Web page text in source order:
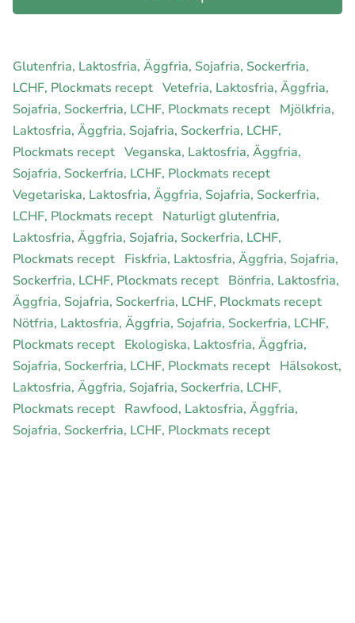
Glutenfria, Laktosfria, Äggfria, Sojafria, Sockerfria,
LCHF, Plockmats recept Vetefria, Laktosfria, Äggfria,
Sojafria, Sockerfria, LCHF, Plockmats recept Mjölkfria,
Laktosfria, Äggfria, Sojafria, Sockerfria, LCHF,
Plockmats recept Veganska, Laktosfria, Äggfria,
Sojafria, Sockerfria, LCHF, Plockmats recept
Vegetariska, Laktosfria, Äggfria, Sojafria, Sockerfria,
LCHF, Plockmats recept Naturligt glutenfria,
Laktosfria, Äggfria, Sojafria, Sockerfria, LCHF,
Plockmats recept Fiskfria, Laktosfria, Äggfria, Sojafria,
Sockerfria, LCHF, Plockmats recept Bönfria, Laktosfria,
Äggfria, Sojafria, Sockerfria, LCHF, Plockmats recept
Nötfria, Laktosfria, Äggfria, Sojafria, Sockerfria, LCHF,
Plockmats recept Ekologiska, Laktosfria, Äggfria,
Sojafria, Sockerfria, LCHF, Plockmats recept Hälsokost,
Laktosfria, Äggfria, Sojafria, Sockerfria, LCHF,
Plockmats recept Rawfood, Laktosfria, Äggfria,
Sojafria, Sockerfria, LCHF, Plockmats recept